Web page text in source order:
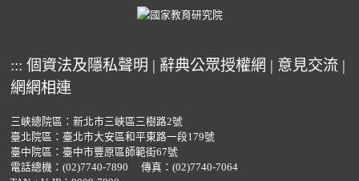
::: 個資法及隱私聲明 | 辭典公眾授權網 | 意見交流 |
網網相連
三峽總院區：新北市三峽區三樹路2號
臺北院區：臺北市大安區和平東路一段179號
臺中院區：臺中市豐原區師範街67號
電話總機： (02)7740-7890
傳真：(02)7740-7064